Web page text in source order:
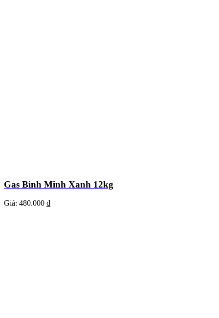
Gas Bình Minh Xanh 12kg
Giá: 480.000 ₫